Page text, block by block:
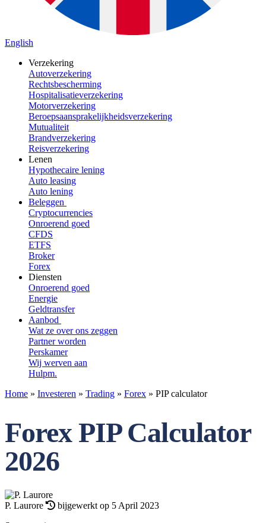
English
Verzekering
Autoverzekering
Rechtsbescherming
Hospitalisatieverzekering
Motorverzekering
Beroepsaansprakelijkheidsverzekering
Mutualiteit
Brandverzekering
Reisverzekering
Lenen
Hypothecaire lening
Auto leasing
Auto lening
Beleggen
Cryptocurrencies
Onroerend goed
CFDS
ETFS
Broker
Forex
Diensten
Onroerend goed
Energie
Geldtransfer
Aanbod
Wat ze over ons zeggen
Partner worden
Perskamer
Wij werven aan
Hulpm.
Home » Investeren » Trading » Forex » PIP calculator
Forex PIP Calculator
2026
P. Laurore
bijgewerkt op 5 April 2023